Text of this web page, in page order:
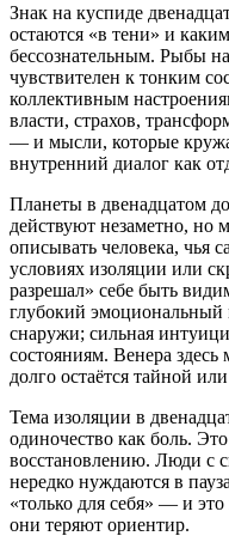
Знак на куспиде
остаются «в тени» и
бессознательным. Рыбы
чувствителен к тонким
коллективным
власти, страхов,
— и мысли, которые
внутренний диалог как
Планеты в двенадцатом
действуют незаметно, но
описывать человека, чья
условиях изоляции или
разрешал» себе быть
глубокий
снаружи; сильная
состояниям. Венера
долго остаётся тайной
Тема изоляции в
одиночество как боль.
восстановлению. Люди с
нередко нуждаются в
«только для себя» — и это
они теряют ориентир.